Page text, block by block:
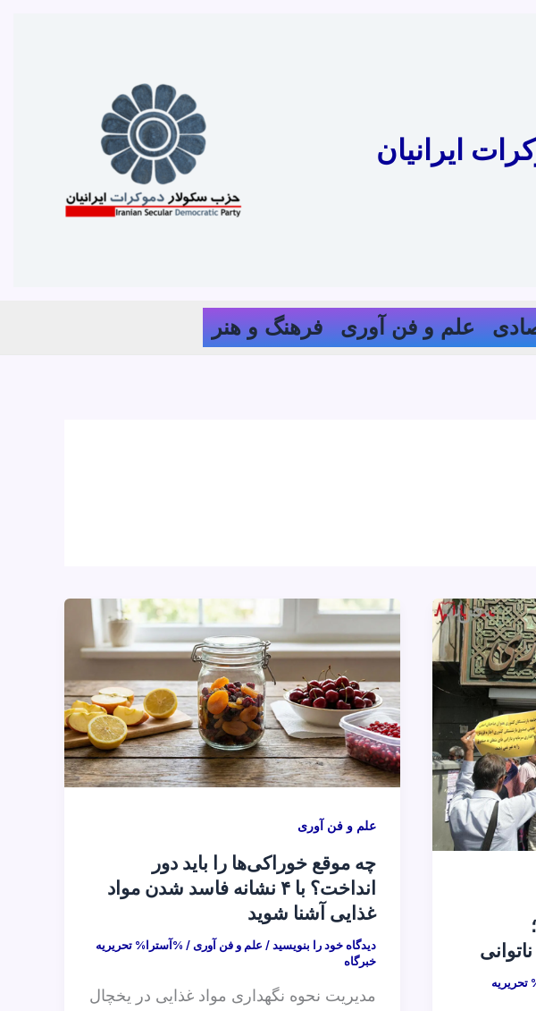
ایرانیان
علم و فن آوری فرهنگ و هنر
تحریریه
علم و فن آوری
چه موقع خوراکی‌ها را باید دور
انداخت؟ با ۴ نشانه فاسد شدن مواد
غذایی آشنا شوید
دیدگاه‌ خود را بنویسید/ علم و فن آوری/ %آسترا% تحریریه
خبرگاه
مدیریت نحوه نگهداری مواد غذایی در یخچال